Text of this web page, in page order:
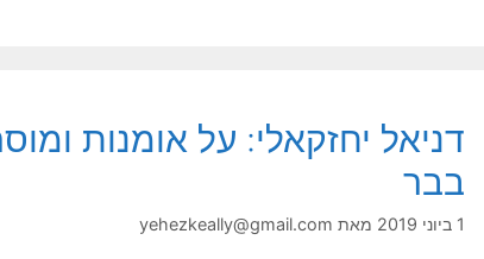
בבר
1 ביוני 2019 מאת yehezkeally@gmail.com